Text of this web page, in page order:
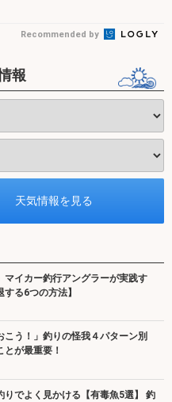
Recommended by
報
マイカー釣行アングラーが実践す
る6つの方法】
こう！」釣りの怪我４パターン別
が最重要！
りでよく見かける【有毒魚5選】 釣